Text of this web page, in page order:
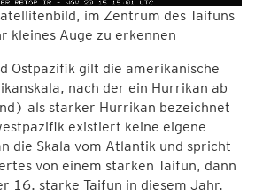
im Zentrum des Taifuns
kleines Auge zu erkennen
Ostpazifik gilt die amerikanische
nach der ein Hurrikan ab
als starker Hurrikan bezeichnet
existiert keine eigene
die Skala vom Atlantik und spricht
von einem starken Taifun, dann
16. starke Taifun in diesem Jahr.